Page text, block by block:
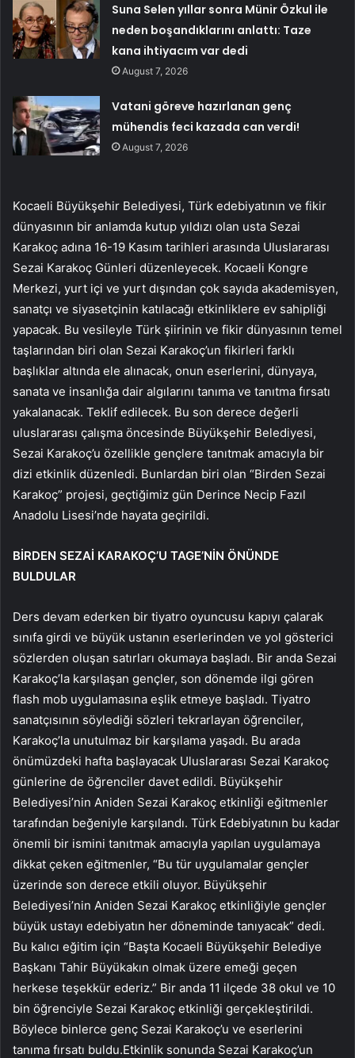
Suna Selen yıllar sonra Münir Özkul ile
neden boşandıklarını anlattı: Taze
kana ihtiyacım var dedi
August 7, 2026
Vatani göreve hazırlanan genç
mühendis feci kazada can verdi!
August 7, 2026
Kocaeli Büyükşehir Belediyesi, Türk edebiyatının ve fikir
dünyasının bir anlamda kutup yıldızı olan usta Sezai
Karakoç adına 16-19 Kasım tarihleri ​​arasında Uluslararası
Sezai Karakoç Günleri düzenleyecek. Kocaeli Kongre
Merkezi, yurt içi ve yurt dışından çok sayıda akademisyen,
sanatçı ve siyasetçinin katılacağı etkinliklere ev sahipliği
yapacak. Bu vesileyle Türk şiirinin ve fikir dünyasının temel
taşlarından biri olan Sezai Karakoç’un fikirleri farklı
başlıklar altında ele alınacak, onun eserlerini, dünyaya,
sanata ve insanlığa dair algılarını tanıma ve tanıtma fırsatı
yakalanacak. Teklif edilecek. Bu son derece değerli
uluslararası çalışma öncesinde Büyükşehir Belediyesi,
Sezai Karakoç’u özellikle gençlere tanıtmak amacıyla bir
dizi etkinlik düzenledi. Bunlardan biri olan “Birden Sezai
Karakoç” projesi, geçtiğimiz gün Derince Necip Fazıl
Anadolu Lisesi’nde hayata geçirildi.
BİRDEN SEZAİ KARAKOÇ’U TAGE’NİN ÖNÜNDE
BULDULAR
Ders devam ederken bir tiyatro oyuncusu kapıyı çalarak
sınıfa girdi ve büyük ustanın eserlerinden ve yol gösterici
sözlerden oluşan satırları okumaya başladı. Bir anda Sezai
Karakoç’la karşılaşan gençler, son dönemde ilgi gören
flash mob uygulamasına eşlik etmeye başladı. Tiyatro
sanatçısının söylediği sözleri tekrarlayan öğrenciler,
Karakoç’la unutulmaz bir karşılama yaşadı. Bu arada
önümüzdeki hafta başlayacak Uluslararası Sezai Karakoç
günlerine de öğrenciler davet edildi. Büyükşehir
Belediyesi’nin Aniden Sezai Karakoç etkinliği eğitmenler
tarafından beğeniyle karşılandı. Türk Edebiyatının bu kadar
önemli bir ismini tanıtmak amacıyla yapılan uygulamaya
dikkat çeken eğitmenler, “Bu tür uygulamalar gençler
üzerinde son derece etkili oluyor. Büyükşehir
Belediyesi’nin Aniden Sezai Karakoç etkinliğiyle gençler
büyük ustayı edebiyatın her döneminde tanıyacak” dedi.
Bu kalıcı eğitim için “Başta Kocaeli Büyükşehir Belediye
Başkanı Tahir Büyükakın olmak üzere emeği geçen
herkese teşekkür ederiz.” Bir anda 11 ilçede 38 okul ve 10
bin öğrenciyle Sezai Karakoç etkinliği gerçekleştirildi.
Böylece binlerce genç Sezai Karakoç’u ve eserlerini
tanıma fırsatı buldu.Etkinlik sonunda Sezai Karakoç’un